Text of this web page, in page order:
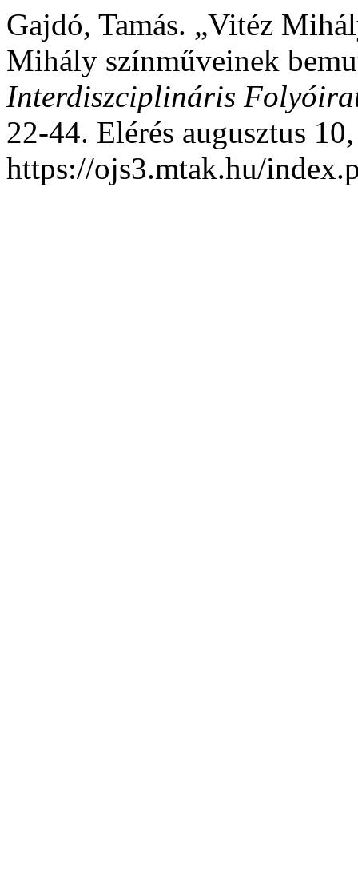
Gajdó, Tamás. „Vitéz
Mihály színműveinek
Interdiszciplináris
22-44. Elérés augusztus
https://ojs3.mtak.hu/